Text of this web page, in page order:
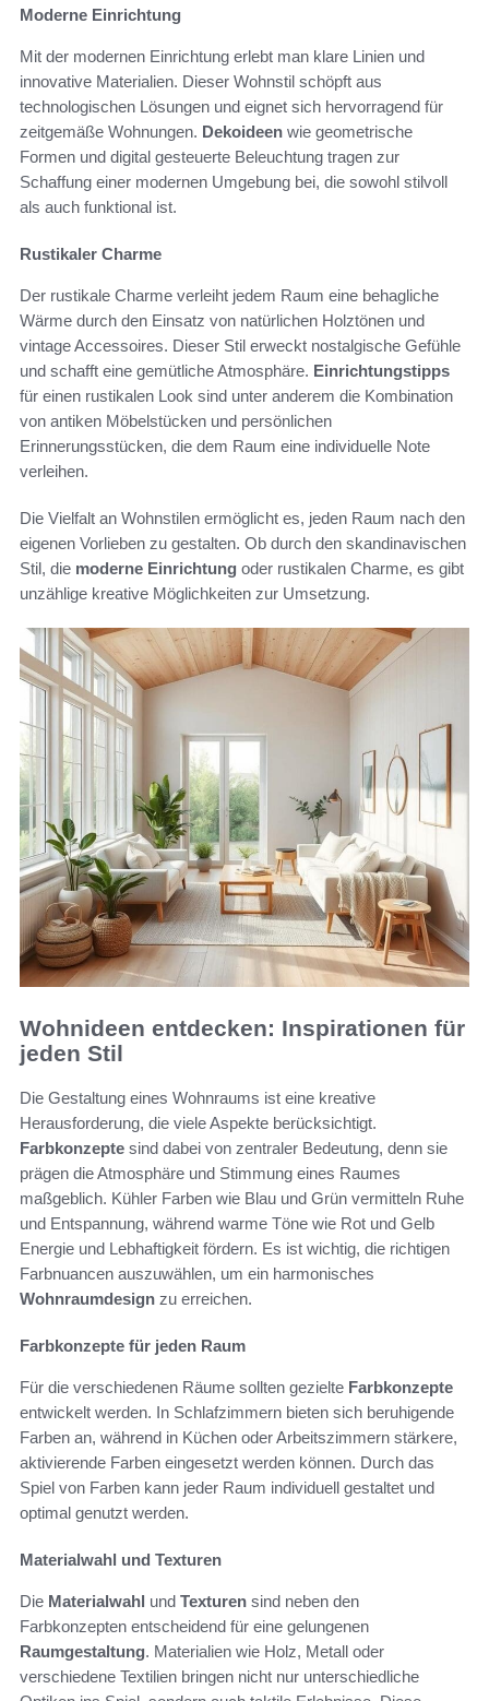
Moderne Einrichtung
Mit der modernen Einrichtung erlebt man klare Linien und
innovative Materialien. Dieser Wohnstil schöpft aus
technologischen Lösungen und eignet sich hervorragend für
zeitgemäße Wohnungen. Dekoideen wie geometrische
Formen und digital gesteuerte Beleuchtung tragen zur
Schaffung einer modernen Umgebung bei, die sowohl stilvoll
als auch funktional ist.
Rustikaler Charme
Der rustikale Charme verleiht jedem Raum eine behagliche
Wärme durch den Einsatz von natürlichen Holztönen und
vintage Accessoires. Dieser Stil erweckt nostalgische Gefühle
und schafft eine gemütliche Atmosphäre. Einrichtungstipps
für einen rustikalen Look sind unter anderem die Kombination
von antiken Möbelstücken und persönlichen
Erinnerungsstücken, die dem Raum eine individuelle Note
verleihen.
Die Vielfalt an Wohnstilen ermöglicht es, jeden Raum nach den
eigenen Vorlieben zu gestalten. Ob durch den skandinavischen
Stil, die moderne Einrichtung oder rustikalen Charme, es gibt
unzählige kreative Möglichkeiten zur Umsetzung.
Wohnideen entdecken: Inspirationen für
jeden Stil
Die Gestaltung eines Wohnraums ist eine kreative
Herausforderung, die viele Aspekte berücksichtigt.
Farbkonzepte sind dabei von zentraler Bedeutung, denn sie
prägen die Atmosphäre und Stimmung eines Raumes
maßgeblich. Kühler Farben wie Blau und Grün vermitteln Ruhe
und Entspannung, während warme Töne wie Rot und Gelb
Energie und Lebhaftigkeit fördern. Es ist wichtig, die richtigen
Farbnuancen auszuwählen, um ein harmonisches
Wohnraumdesign zu erreichen.
Farbkonzepte für jeden Raum
Für die verschiedenen Räume sollten gezielte Farbkonzepte
entwickelt werden. In Schlafzimmern bieten sich beruhigende
Farben an, während in Küchen oder Arbeitszimmern stärkere,
aktivierende Farben eingesetzt werden können. Durch das
Spiel von Farben kann jeder Raum individuell gestaltet und
optimal genutzt werden.
Materialwahl und Texturen
Die Materialwahl und Texturen sind neben den
Farbkonzepten entscheidend für eine gelungenen
Raumgestaltung. Materialien wie Holz, Metall oder
verschiedene Textilien bringen nicht nur unterschiedliche